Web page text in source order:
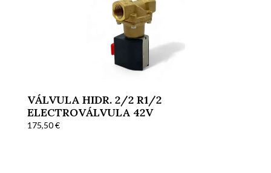
VÁLVULA HIDR. 2/2 R1/2
ELECTROVÁLVULA 42V
175,50€